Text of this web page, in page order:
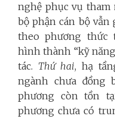
nghệ phục vụ tham
bộ phận cán bộ
theo phương thức
hình thành “kỹ năng
tác. Thứ hai, hạ
ngành chưa đồng
phương còn tồn
phương chưa có